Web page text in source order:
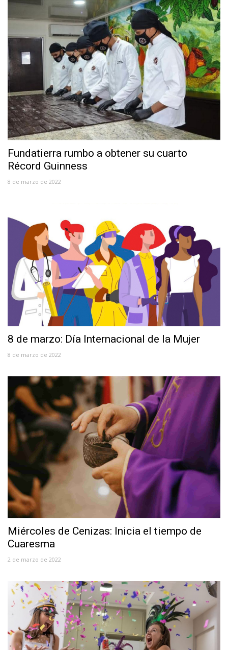
Fundatierra rumbo a obtener su cuarto
Récord Guinness
8 de marzo de 2022
8 de marzo: Día Internacional de la Mujer
8 de marzo de 2022
Miércoles de Cenizas: Inicia el tiempo de
Cuaresma
2 de marzo de 2022